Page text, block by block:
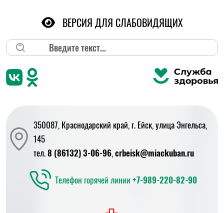
Поиск
ВЕРСИЯ ДЛЯ СЛАБОВИДЯЩИХ
350087, Краснодарский край, г. Ейск, улица Энгельса,
145
тел.8 (86132) 3-06-96,crbeisk@miackuban.ru
Телефон горячей линии +7-989-220-82-90